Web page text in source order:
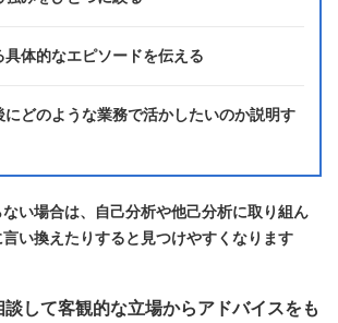
具体的なエピソードを伝える
にどのような業務で活かしたいのか説明す
い場合は、自己分析や他己分析に取り組ん
い換えたりすると見つけやすくなります
して客観的な立場からアドバイスをも